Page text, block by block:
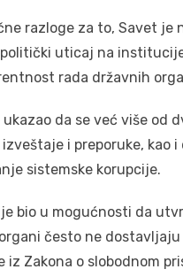
razloge za to, Savet
uticaj na
rada državnih
da se već više od
i preporuke, kao
sistemske korupcije.
bio u mogućnosti da
često ne
iz Zakona o slobodnom